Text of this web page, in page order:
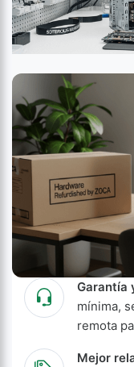
Garantía
mínima,
remota
Mejor